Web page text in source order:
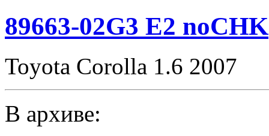
89663-02G3 E2 noCHK
Toyota Corolla 1.6 2007
В архиве: